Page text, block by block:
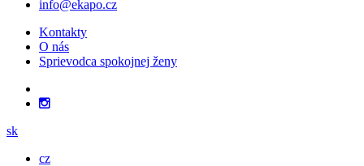
info@ekapo.cz
Kontakty
O nás
Sprievodca spokojnej ženy
sk
cz